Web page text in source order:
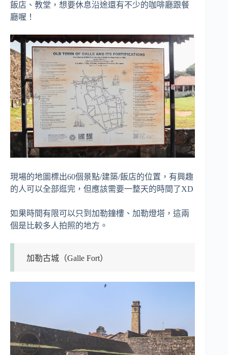
飯店、教堂，想要休息沿途還有不少的咖啡廳跟餐
廳喔！
現場的地圖標出60個景點/建築/飯店的位置，有興趣
的人可以全部逛完，但應該需要一整天的時間了XD
如果時間有限可以只到加勒鐘樓、加勒燈塔，這兩
個是比較多人拍照的地方。
加勒古城（Galle Fort）